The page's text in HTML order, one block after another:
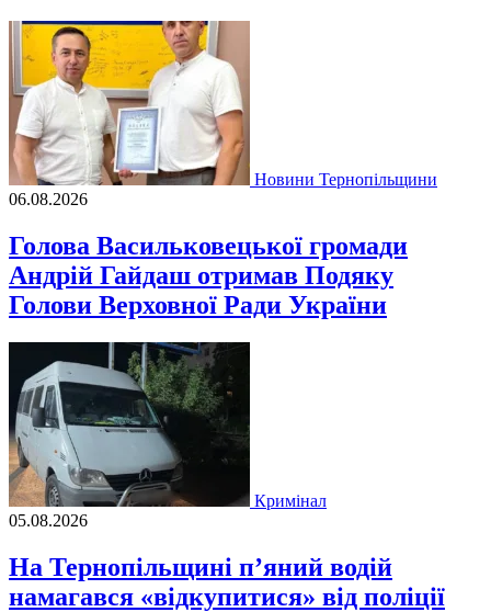
Новини Тернопільщини
06.08.2026
Голова Васильковецької громади
Андрій Гайдаш отримав Подяку
Голови Верховної Ради України
Кримінал
05.08.2026
На Тернопільщині п’яний водій
намагався «відкупитися» від поліції